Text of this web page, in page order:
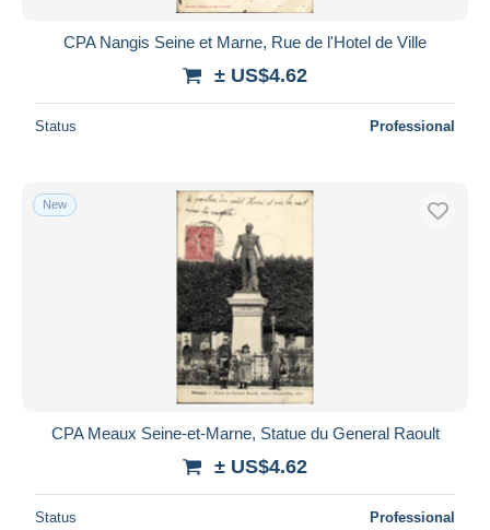
CPA Nangis Seine et Marne, Rue de l'Hotel de Ville
± US$4.62
Status Professional
New
CPA Meaux Seine-et-Marne, Statue du General Raoult
± US$4.62
Status Professional